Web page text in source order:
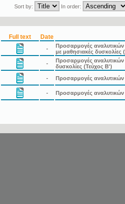
Sort by: In order:
Full text Date
-
Προσαρμογές αναλυτικών
με μαθησιακές δυσκολίες
-
Προσαρμογές
δυσκολίες (Τεύχος Β')
-
Προσαρμογές αναλυτικών
- Προσαρμογές